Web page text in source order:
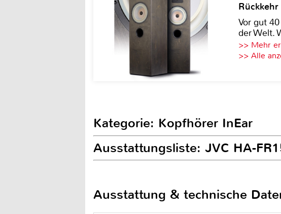
Vor gut
der Welt.
>> Mehr
>> Alle
Kategorie: Kopfhörer InEar
Ausstattungsliste: JVC HA-
Ausstattung & technische